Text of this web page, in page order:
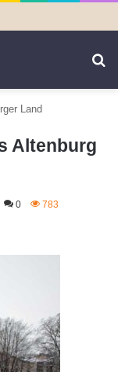
Land
Altenburg
0 783